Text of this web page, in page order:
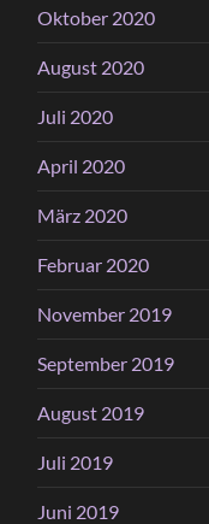
Oktober 2020
August 2020
Juli 2020
April 2020
März 2020
Februar 2020
November 2019
September 2019
August 2019
Juli 2019
Juni 2019